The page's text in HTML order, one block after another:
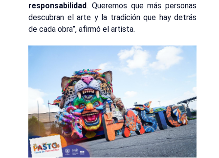
responsabilidad. Queremos que más personas
descubran el arte y la tradición que hay detrás
de cada obra”, afirmó el artista.